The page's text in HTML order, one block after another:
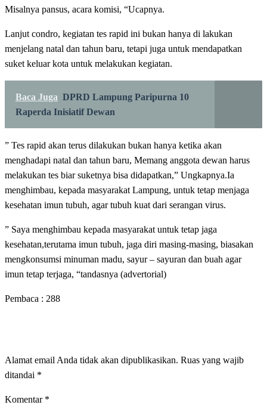
Misalnya pansus, acara komisi, “Ucapnya.
Lanjut condro, kegiatan tes rapid ini bukan hanya di lakukan
menjelang natal dan tahun baru, tetapi juga untuk mendapatkan
suket keluar kota untuk melakukan kegiatan.
Baca Juga DPRD Lampung Paripurna 10
Raperda Inisiatif Dewan
” Tes rapid akan terus dilakukan bukan hanya ketika akan
menghadapi natal dan tahun baru, Memang anggota dewan harus
melakukan tes biar suketnya bisa didapatkan,” Ungkapnya.Ia
menghimbau, kepada masyarakat Lampung, untuk tetap menjaga
kesehatan imun tubuh, agar tubuh kuat dari serangan virus.
” Saya menghimbau kepada masyarakat untuk tetap jaga
kesehatan,terutama imun tubuh, jaga diri masing-masing, biasakan
mengkonsumsi minuman madu, sayur – sayuran dan buah agar
imun tetap terjaga, “tandasnya (advertorial)
Pembaca : 288
Alamat email Anda tidak akan dipublikasikan. Ruas yang wajib
ditandai *
Komentar *